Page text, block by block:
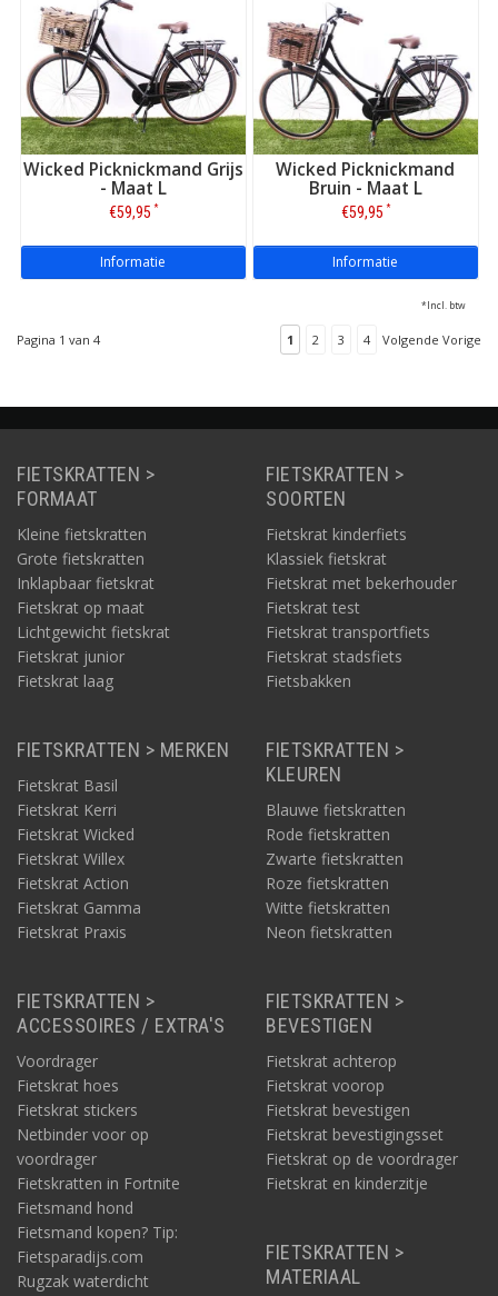
Wicked Picknickmand Grijs
- Maat L
€59,95 *
Informatie
Wicked Picknickmand
Bruin - Maat L
€59,95 *
Informatie
*Incl. btw
Pagina 1 van 4 1 2 3 4 Volgende Vorige
FIETSKRATTEN >
FORMAAT
Kleine fietskratten
Grote fietskratten
Inklapbaar fietskrat
Fietskrat op maat
Lichtgewicht fietskrat
Fietskrat junior
Fietskrat laag
FIETSKRATTEN >
SOORTEN
Fietskrat kinderfiets
Klassiek fietskrat
Fietskrat met bekerhouder
Fietskrat test
Fietskrat transportfiets
Fietskrat stadsfiets
Fietsbakken
FIETSKRATTEN > MERKEN
Fietskrat Basil
Fietskrat Kerri
Fietskrat Wicked
Fietskrat Willex
Fietskrat Action
Fietskrat Gamma
Fietskrat Praxis
FIETSKRATTEN >
KLEUREN
Blauwe fietskratten
Rode fietskratten
Zwarte fietskratten
Roze fietskratten
Witte fietskratten
Neon fietskratten
FIETSKRATTEN >
ACCESSOIRES / EXTRA'S
Voordrager
Fietskrat hoes
Fietskrat stickers
Netbinder voor op
voordrager
Fietskratten in Fortnite
Fietsmand hond
Fietsmand kopen? Tip:
Fietsparadijs.com
Rugzak waterdicht
FIETSKRATTEN >
BEVESTIGEN
Fietskrat achterop
Fietskrat voorop
Fietskrat bevestigen
Fietskrat bevestigingsset
Fietskrat op de voordrager
Fietskrat en kinderzitje
FIETSKRATTEN >
MATERIAAL